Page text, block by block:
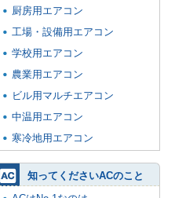
厨房用エアコン
工場・設備用エアコン
学校用エアコン
農業用エアコン
ビル用マルチエアコン
中温用エアコン
寒冷地用エアコン
知ってくださいACのこと